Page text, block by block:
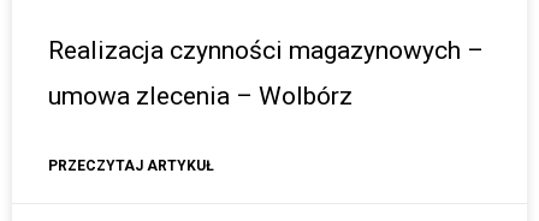
Realizacja czynności magazynowych –
umowa zlecenia – Wolbórz
PRZECZYTAJ ARTYKUŁ